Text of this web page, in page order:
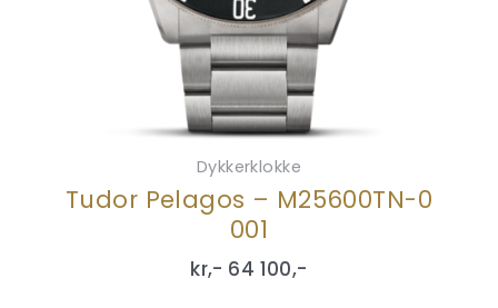
Dykkerklokke
Tudor Pelagos – M25600TN-0
001
kr,- 64 100,-